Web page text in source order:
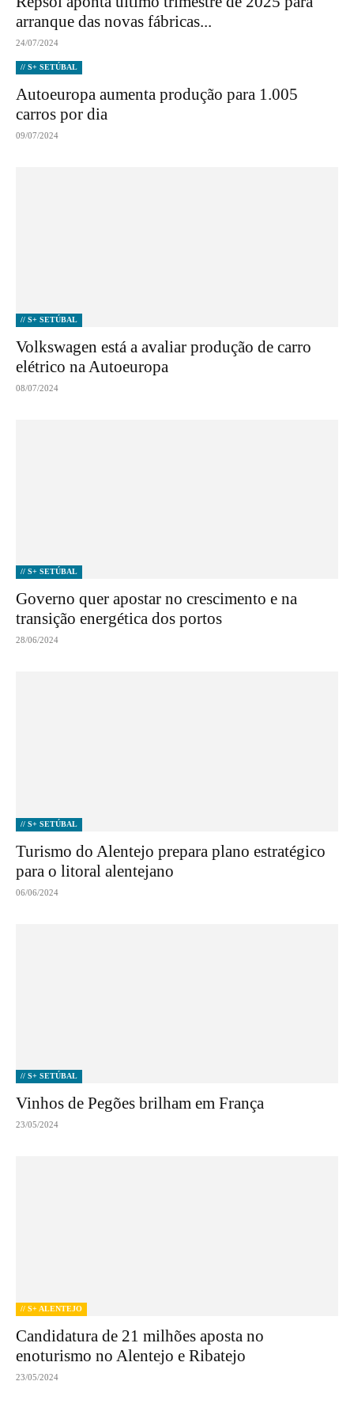
arranque das novas fábricas...
24/07/2024
// S+ SETÚBAL
Autoeuropa aumenta produção para 1.005
carros por dia
09/07/2024
// S+ SETÚBAL
Volkswagen está a avaliar produção de carro
elétrico na Autoeuropa
08/07/2024
// S+ SETÚBAL
Governo quer apostar no crescimento e na
transição energética dos portos
28/06/2024
// S+ SETÚBAL
Turismo do Alentejo prepara plano estratégico
para o litoral alentejano
06/06/2024
// S+ SETÚBAL
Vinhos de Pegões brilham em França
23/05/2024
// S+ ALENTEJO
Candidatura de 21 milhões aposta no
enoturismo no Alentejo e Ribatejo
23/05/2024